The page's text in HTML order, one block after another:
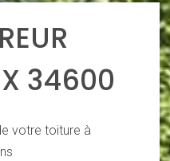
34600
votre toiture à